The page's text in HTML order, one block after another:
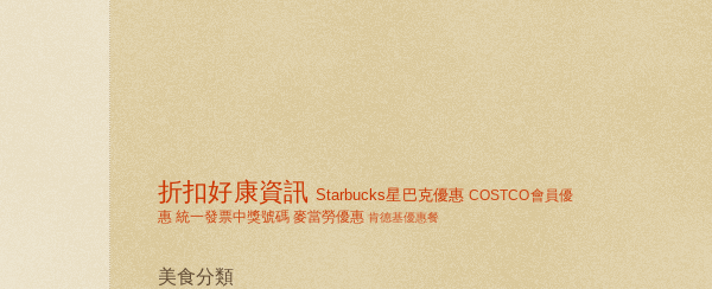
折扣好康資訊 Starbucks星巴克優惠 COSTCO會員優
惠 統一發票中獎號碼 麥當勞優惠 肯德基優惠餐
美食分類